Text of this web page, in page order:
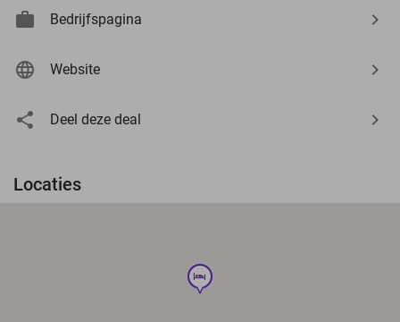
Bedrijfspagina
Website
Deel deze deal
Locaties
hotel